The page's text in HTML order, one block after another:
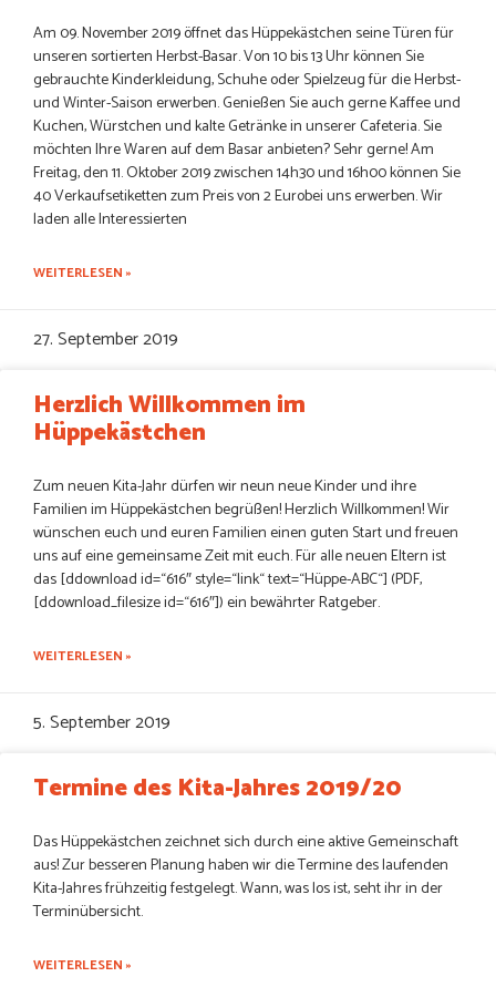
Am 09. November 2019 öffnet das Hüppekästchen seine Türen für
unseren sortierten Herbst-Basar. Von 10 bis 13 Uhr können Sie
gebrauchte Kinderkleidung, Schuhe oder Spielzeug für die Herbst-
und Winter-Saison erwerben. Genießen Sie auch gerne Kaffee und
Kuchen, Würstchen und kalte Getränke in unserer Cafeteria. Sie
möchten Ihre Waren auf dem Basar anbieten? Sehr gerne! Am
Freitag, den 11. Oktober 2019 zwischen 14h30 und 16h00 können Sie
40 Verkaufsetiketten zum Preis von 2 Eurobei uns erwerben. Wir
laden alle Interessierten
WEITERLESEN »
27. September 2019
Herzlich Willkommen im
Hüppekästchen
Zum neuen Kita-Jahr dürfen wir neun neue Kinder und ihre
Familien im Hüppekästchen begrüßen! Herzlich Willkommen! Wir
wünschen euch und euren Familien einen guten Start und freuen
uns auf eine gemeinsame Zeit mit euch. Für alle neuen Eltern ist
das [ddownload id=“616″ style=“link“ text=“Hüppe-ABC“] (PDF,
[ddownload_filesize id=“616″]) ein bewährter Ratgeber.
WEITERLESEN »
5. September 2019
Termine des Kita-Jahres 2019/20
Das Hüppekästchen zeichnet sich durch eine aktive Gemeinschaft
aus! Zur besseren Planung haben wir die Termine des laufenden
Kita-Jahres frühzeitig festgelegt. Wann, was los ist, seht ihr in der
Terminübersicht.
WEITERLESEN »